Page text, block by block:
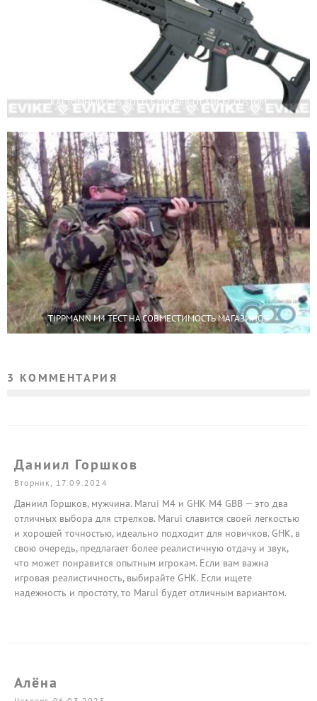
КАСТОМНЫЙ G36 BOTTLE OPENER ОТ ANGEL CUSTOM
TIPPMANN M4 ТЕСТ НА СОВМЕСТИМОСТЬ МАГАЗИНОВ
3 КОММЕНТАРИЯ
Даниил Горшков
Вторник, 17.09.2024
Даниил Горшков, мужчина. Marui M4 и GHK M4 GBB — это два
отличных выбора для стрелков. Marui славится своей легкостью
и хорошей точностью, идеально подходит для новичков. GHK, в
свою очередь, предлагает более реалистичную отдачу и звук,
что может понравится опытным игрокам. Если вам важна
игровая реалистичность, выбирайте GHK. Если ищете
надежность и простоту, то Marui будет отличным вариантом.
Алёна